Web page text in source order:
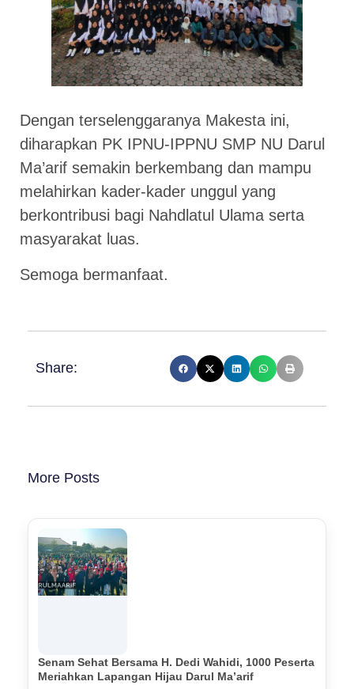
Dengan terselenggaranya Makesta ini,
diharapkan PK IPNU-IPPNU SMP NU Darul
Ma’arif semakin berkembang dan mampu
melahirkan kader-kader unggul yang
berkontribusi bagi Nahdlatul Ulama serta
masyarakat luas.
Semoga bermanfaat.
Share:
More Posts
Senam Sehat Bersama H. Dedi Wahidi, 1000 Peserta
Meriahkan Lapangan Hijau Darul Ma’arif